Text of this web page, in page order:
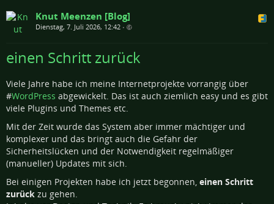
Knut Meenzen [Blog]
Dienstag, 7. Juli 2026, 12:42 •
einen Schritt zurück
Viele Jahre habe ich meine Internetprojekte vorrangig über
#WordPress abgewickelt. Das ist auch ziemlich easy und es gibt
viele Plugins und Themes etc.
Mit der Zeit wurde das System aber immer mächtiger und
komplexer und das bringt auch die Gefahr der
Sicherheitslücken und der Notwendigkeit regelmäßiger
(manueller) Updates mit sich.
Bei einigen Projekten habe ich jetzt begonnen, einen Schritt
zurück zu gehen.